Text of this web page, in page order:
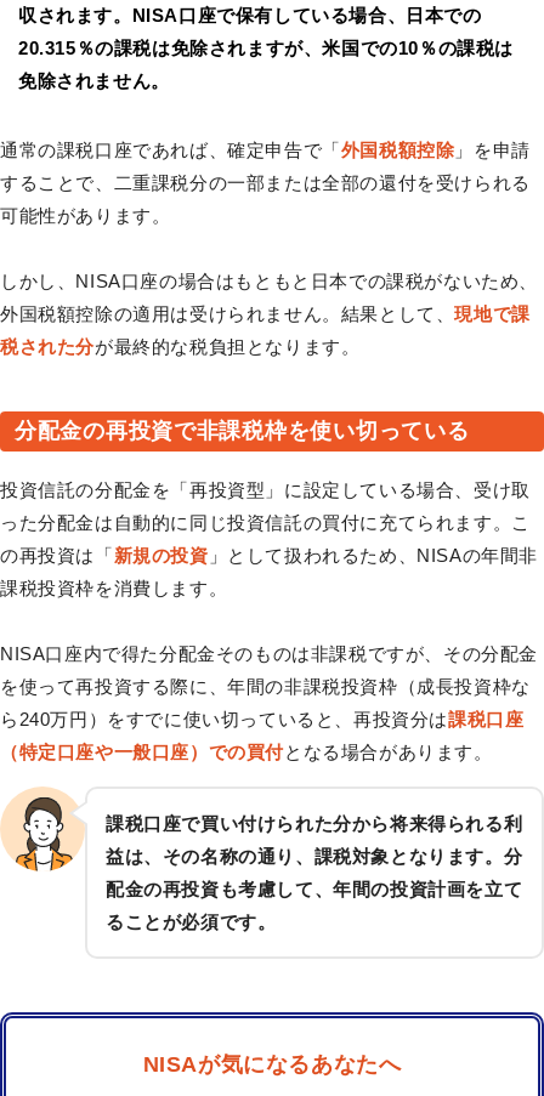
収されます。NISA口座で保有している場合、日本での
20.315％の課税は免除されますが、米国での10％の課税は
免除されません。
通常の課税口座であれば、確定申告で「外国税額控除 」を申請
することで、二重課税分の一部または全部の還付を受けられる
可能性があります。
しかし、NISA口座の場合はもともと日本での課税がないため、
外国税額控除の適用は受けられません。結果として、現地で課
税された分が最終的な税負担となります。
分配金の再投資で非課税枠を使い切っている
投資信託の分配金を「再投資型」に設定している場合、受け取
った分配金は自動的に同じ投資信託の買付に充てられます。こ
の再投資は「新規の投資 」として扱われるため、NISAの年間非
課税投資枠を消費します。
NISA口座内で得た分配金そのものは非課税ですが、その分配金
を使って再投資する際に、年間の非課税投資枠（成長投資枠な
ら240万円）をすでに使い切っていると、再投資分は課税口座
（特定口座や一般口座）での買付となる場合があります。
課税口座で買い付けられた分から将来得られる利
益は、その名称の通り、課税対象となります。分
配金の再投資も考慮して、年間の投資計画を立て
ることが必須です。
NISAが気になるあなたへ